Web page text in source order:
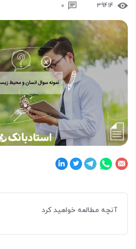
39414
0
آنچه مطالعه خواهید کرد